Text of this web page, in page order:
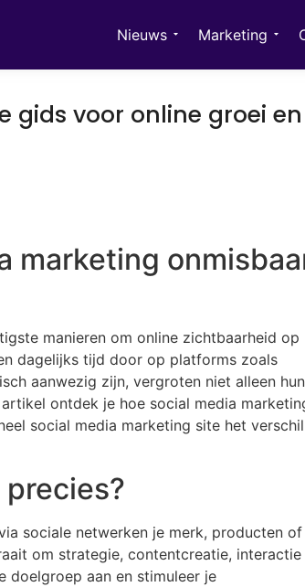
Nieuws Marketing
gids voor online groei en
marketing
manieren om online zichtbaarheid op
dagelijks tijd door op platforms zoals
aanwezig zijn, vergroten niet alleen hun
ontdek je hoe social media
social media marketing site het verschil
sociale netwerken je merk, producten of
om strategie, contentcreatie, interactie
doelgroep aan en stimuleer je